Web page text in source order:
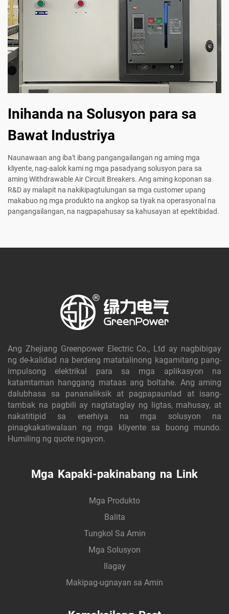
Inihanda na Solusyon para sa
Bawat Industriya
Naunawaan ang iba't ibang pangangailangan ng aming mga
kliyente, nag-aalok kami ng mga pasadyang solusyon para sa
aming Withdrawable Air Circuit Breakers. Ang aming koponan sa
R&D ay malapit na nakikipagtulungan sa mga customer upang
makabuo ng mga produkto na angkop sa tiyak na operasyonal na
pangangailangan, na nagpapahusay sa kahusayan at epektibidad.
Ang Zhejiang Greenpower Electric Co., Ltd ay nagbibigay
ng de-kalidad na berdeng matatalinong kagamitang pang-
impulsong elektrikal para sa mga aplikasyon na
katamtaman hanggang mataas ang boltahe. Ang aming
dalubhasa sa pananaliksik at pagpapaunlad at isang-
tambak na pagbili ay nagtataglay ng ligtas, mahusay, at
nakatitipid sa enerhiya na mga solusyon na
pinagkakatiwalaan ng mga kliyente sa buong mundo.
Humiling ng quote ngayon.
Mga Kapaki-pakinabang na Link
Mga Produkto
Balita
Tungkol Sa Amin
Mga Solusyon
Ilagay
Makipag-ugnayan sa Amin